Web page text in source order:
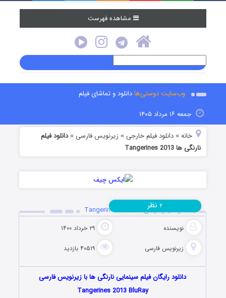
مشاهده فهرست
وب‌سایت دوستی‌هادانلود و تماشای فیلم
جمعه ۱۶ مرداد ۱۴۰۵
خانه »دانلود فیلم خارجی » زیرنویس فارسی »دانلود فیلم
نارنگی ها Tangerines 2013
دانلود فیلم نارنگی ها Tangerines 2013
نویسنده ۲۹ خرداد ۱۴۰۰
زیرنویس فارسی ۴۰۵۱۹ بازدید
۲ نظر
دانلود رایگان فیلم سینمایی نارنگی ها با زیرنویس فارسی
Tangerines 2013 BluRay